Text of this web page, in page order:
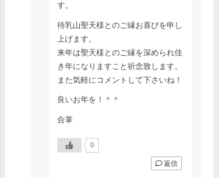
す。
待乳山聖天様とのご縁お喜びを申し
上げます。
来年は聖天様とのご縁を深められ佳
き年になりますこと祈念致します。
また気軽にコメントして下さいね！
良いお年を！＾＾
合掌
0
返信